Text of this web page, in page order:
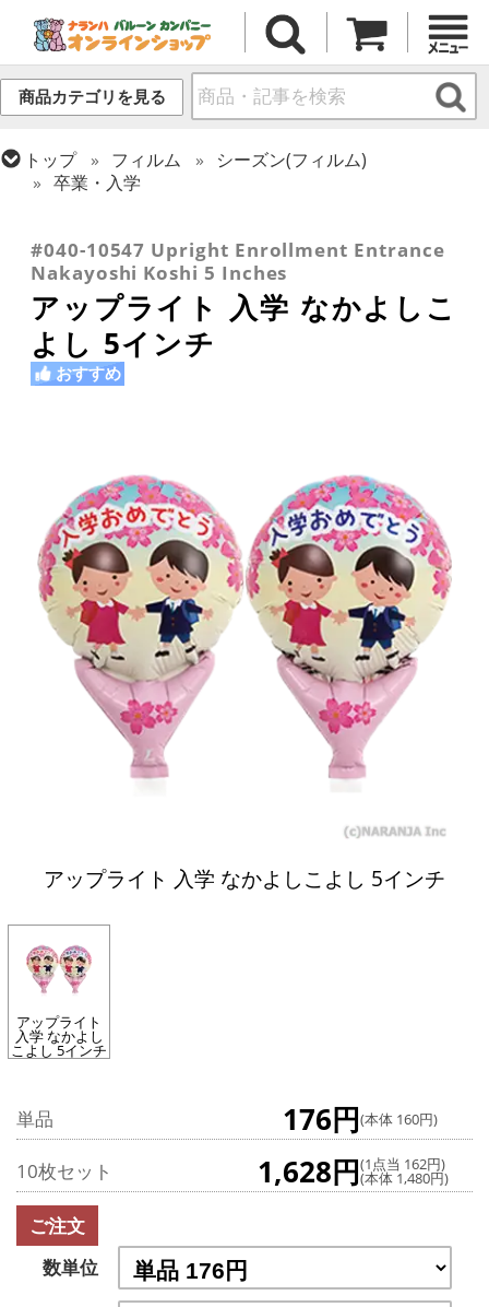
商品カテゴリを見る
トップ フィルム
シーズン(フィルム)
卒業・入学
#040-10547 Upright Enrollment Entrance
Nakayoshi Koshi 5 Inches
アップライト 入学 なかよしこ
よし 5インチ
おすすめ
アップライト 入学 なかよしこよし 5インチ
アップライト
入学 なかよし
こよし 5インチ
単品 176円(本体 160円)
10枚セット 1,628円(1点当 162円)
(本体 1,480円)
ご注文
数単位